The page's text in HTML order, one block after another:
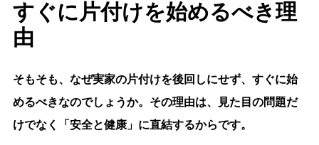
すぐに片付けを始めるべき理
由
そもそも、なぜ実家の片付けを後回しにせず、すぐに始
めるべきなのでしょうか。その理由は、見た目の問題だ
けでなく「安全と健康」に直結するからです。